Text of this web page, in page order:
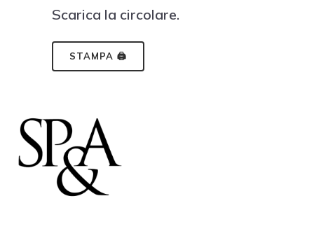
Scarica la circolare.
STAMPA 🖨